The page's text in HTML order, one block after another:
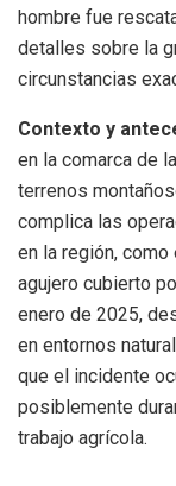
hombre fue
detalles sobre la
circunstancias
Contexto y
en la comarca de
terrenos
complica las
en la región,
agujero cubierto
enero de 2025,
en entornos
que el incidente
posiblemente
trabajo agrícola.